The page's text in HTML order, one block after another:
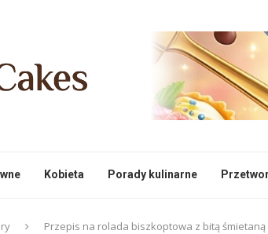
Kobieta Porady kulinarne
Przepis na rolada biszkoptowa z bitą